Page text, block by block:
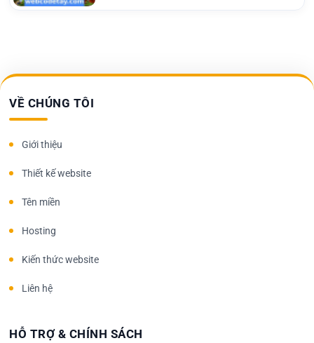
VỀ CHÚNG TÔI
Giới thiệu
Thiết kế website
Tên miền
Hosting
Kiến thức website
Liên hệ
HỖ TRỢ & CHÍNH SÁCH